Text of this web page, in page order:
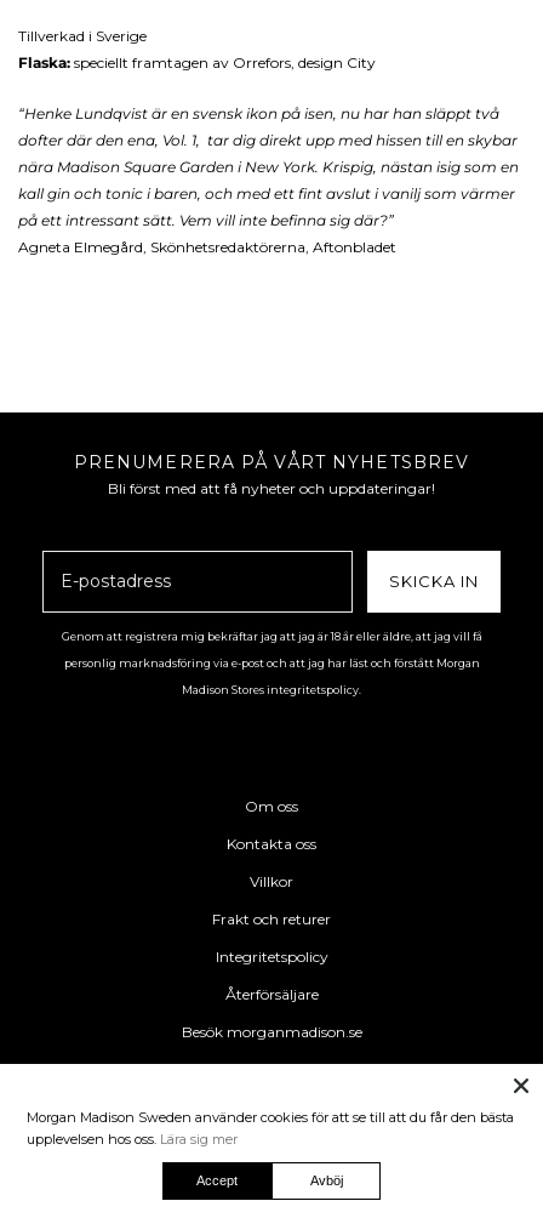
Tillverkad i Sverige
Flaska: speciellt framtagen av Orrefors, design City
“Henke Lundqvist är en svensk ikon på isen, nu har han släppt två
dofter där den ena, Vol. 1, tar dig direkt upp med hissen till en skybar
nära Madison Square Garden i New York. Krispig, nästan isig som en
kall gin och tonic i baren, och med ett fint avslut i vanilj som värmer
på ett intressant sätt. Vem vill inte befinna sig där?”
Agneta Elmegård, Skönhetsredaktörerna, Aftonbladet
PRENUMERERA PÅ VÅRT NYHETSBREV
Bli först med att få nyheter och uppdateringar!
SKICKA IN
Genom att registrera mig bekräftar jag att jag är 18 år eller äldre, att jag vill få
personlig marknadsföring via e-post och att jag har läst och förstått Morgan
Madison Stores integritetspolicy.
Om oss
Kontakta oss
Villkor
Frakt och returer
Integritetspolicy
Återförsäljare
Besök morganmadison.se
Morgan Madison Sweden använder cookies för att se till att du får den bästa
upplevelsen hos oss. Lära sig mer
Accept Avböj